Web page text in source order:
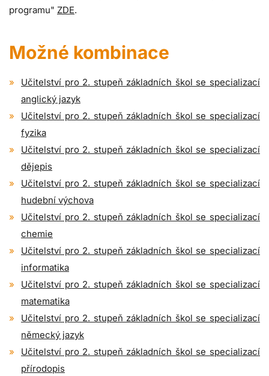
programu" ZDE.
Možné kombinace
Učitelství pro 2. stupeň základních škol se specializací
anglický jazyk
Učitelství pro 2. stupeň základních škol se specializací
fyzika
Učitelství pro 2. stupeň základních škol se specializací
dějepis
Učitelství pro 2. stupeň základních škol se specializací
hudební výchova
Učitelství pro 2. stupeň základních škol se specializací
chemie
Učitelství pro 2. stupeň základních škol se specializací
informatika
Učitelství pro 2. stupeň základních škol se specializací
matematika
Učitelství pro 2. stupeň základních škol se specializací
německý jazyk
Učitelství pro 2. stupeň základních škol se specializací
přírodopis